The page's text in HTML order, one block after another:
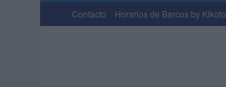
Contacto Horarios de Barcos by Kikoto